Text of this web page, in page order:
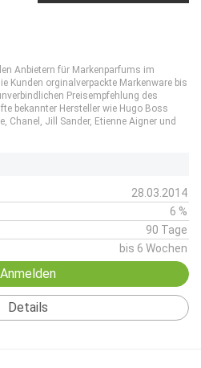
Anbietern für Markenparfums im
Kunden orginalverpackte Markenware bis
Preisempfehlung des
bekannter Hersteller wie Hugo Boss
Chanel, Jill Sander, Etienne Aigner und
28.03.2014
6 %
90 Tage
bis 6 Wochen
Anmelden
Details